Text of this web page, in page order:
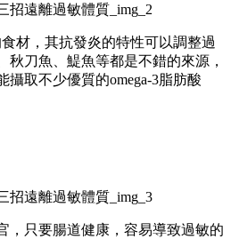
材，其抗發炎的特性可以調整過
秋刀魚、鯷魚等都是不錯的來源，
攝取不少優質的omega-3脂肪酸
，只要腸道健康，容易導致過敏的